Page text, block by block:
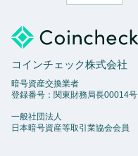
コインチェック株式会社
暗号資産交換業者
登録番号：関東財務局長00014号
一般社団法人
日本暗号資産等取引業協会会員